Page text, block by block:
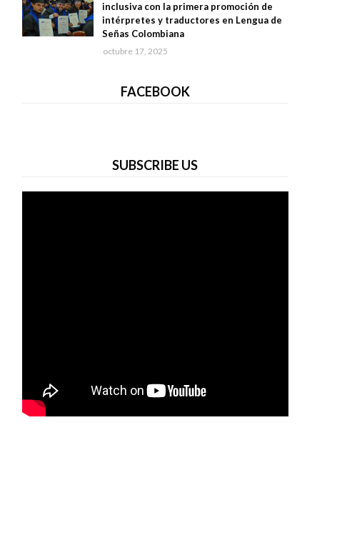
inclusiva con la primera promoción de
intérpretes y traductores en Lengua de
Señas Colombiana
octubre 17, 2025
FACEBOOK
SUBSCRIBE US